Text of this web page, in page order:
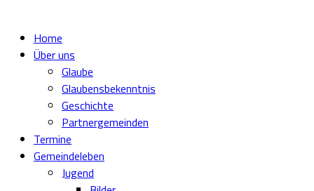
Home
Über uns
Glaube
Glaubensbekenntnis
Geschichte
Partnergemeinden
Termine
Gemeindeleben
Jugend